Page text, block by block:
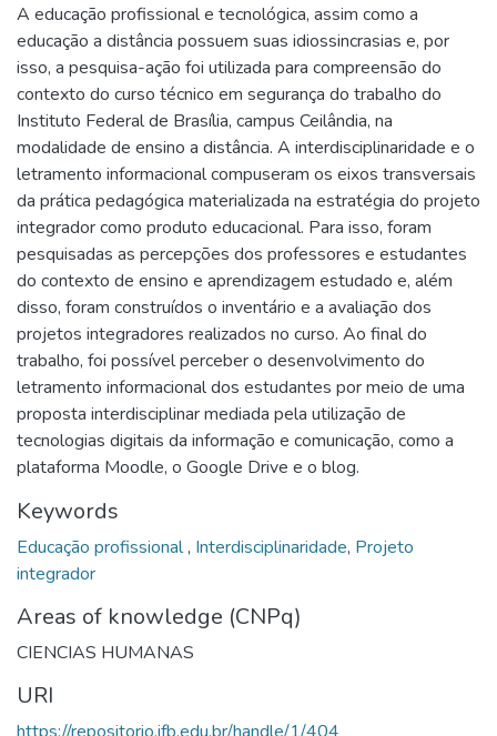
A educação profissional e tecnológica, assim como a
educação a distância possuem suas idiossincrasias e, por
isso, a pesquisa-ação foi utilizada para compreensão do
contexto do curso técnico em segurança do trabalho do
Instituto Federal de Brasília, campus Ceilândia, na
modalidade de ensino a distância. A interdisciplinaridade e o
letramento informacional compuseram os eixos transversais
da prática pedagógica materializada na estratégia do projeto
integrador como produto educacional. Para isso, foram
pesquisadas as percepções dos professores e estudantes
do contexto de ensino e aprendizagem estudado e, além
disso, foram construídos o inventário e a avaliação dos
projetos integradores realizados no curso. Ao final do
trabalho, foi possível perceber o desenvolvimento do
letramento informacional dos estudantes por meio de uma
proposta interdisciplinar mediada pela utilização de
tecnologias digitais da informação e comunicação, como a
plataforma Moodle, o Google Drive e o blog.
Keywords
Educação profissional, Interdisciplinaridade, Projeto
integrador
Areas of knowledge (CNPq)
CIENCIAS HUMANAS
URI